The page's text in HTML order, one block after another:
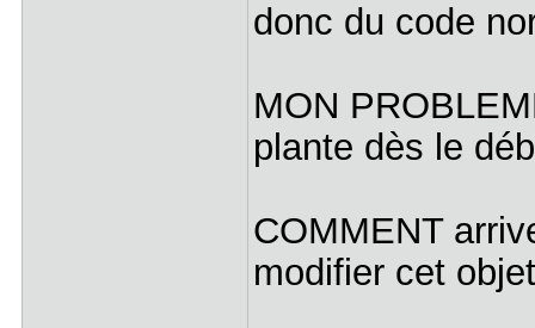
donc du code
MON
plante dès le
COMMENT
modifier cet